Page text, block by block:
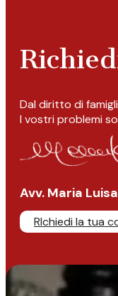
Dal diritto di
I vostri problemi
Avv. Maria
RIchiedi la tua